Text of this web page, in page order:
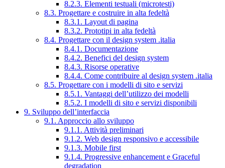
8.2.3. Elementi testuali (microtesti)
8.3. Progettare e costruire in alta fedeltà
8.3.1. Layout di pagina
8.3.2. Prototipi in alta fedeltà
8.4. Progettare con il design system .italia
8.4.1. Documentazione
8.4.2. Benefici del design system
8.4.3. Risorse operative
8.4.4. Come contribuire al design system .italia
8.5. Progettare con i modelli di sito e servizi
8.5.1. Vantaggi dell’utilizzo dei modelli
8.5.2. I modelli di sito e servizi disponibili
9. Sviluppo dell’interfaccia
9.1. Approccio allo sviluppo
9.1.1. Attività preliminari
9.1.2. Web design responsivo e accessibile
9.1.3. Mobile first
9.1.4. Progressive enhancement e Graceful
degradation